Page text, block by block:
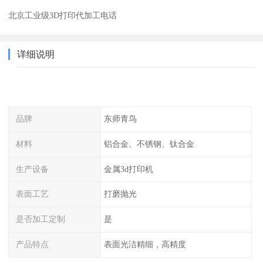
北京工业级3D打印代加工电话
详细说明
品牌 东师青鸟
材料 铝合金、不锈钢、钛合金
生产设备 金属3d打印机
表面工艺 打磨抛光
是否加工定制 是
产品特点 表面光洁精细，高精度